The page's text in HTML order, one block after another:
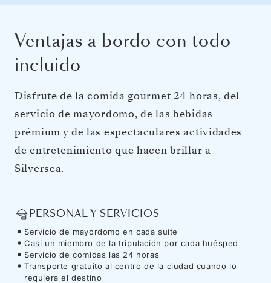
Ventajas a bordo con todo
incluido
Disfrute de la comida gourmet 24 horas, del
servicio de mayordomo, de las bebidas
prémium y de las espectaculares actividades
de entretenimiento que hacen brillar a
Silversea.
PERSONAL Y SERVICIOS
Servicio de mayordomo en cada suite
Casi un miembro de la tripulación por cada huésped
Servicio de comidas las 24 horas
Transporte gratuito al centro de la ciudad cuando lo
requiera el destino